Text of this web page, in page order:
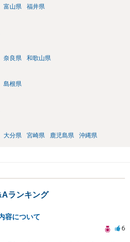
富山県 福井県
奈良県 和歌山県
島根県
大分県 宮崎県 鹿児島県 沖縄県
ランキング
容について
6